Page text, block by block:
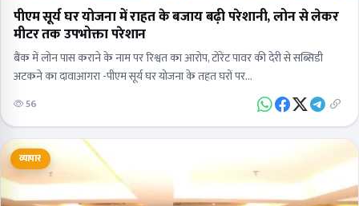
पीएम सूर्य घर योजना में राहत के बजाय बढ़ी परेशानी, लोन से लेकर
मीटर तक उपभोक्ता परेशान
बैंक में लोन पास कराने के नाम पर रिश्वत का आरोप, टोरेंट पावर की देरी से सब्सिडी
अटकने का दावाआगरा -पीएम सूर्य घर योजना के तहत घरों पर…
56
व्यापार